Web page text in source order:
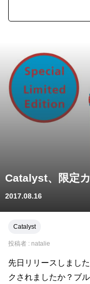
Catalyst、限定
2017.08.16
Catalyst
投稿者 : natalie
先日リリースしまし
クされましたか？ブ